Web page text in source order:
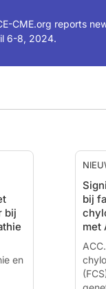
CME.org reports
6-8, 2024.
bij
en
bij
met